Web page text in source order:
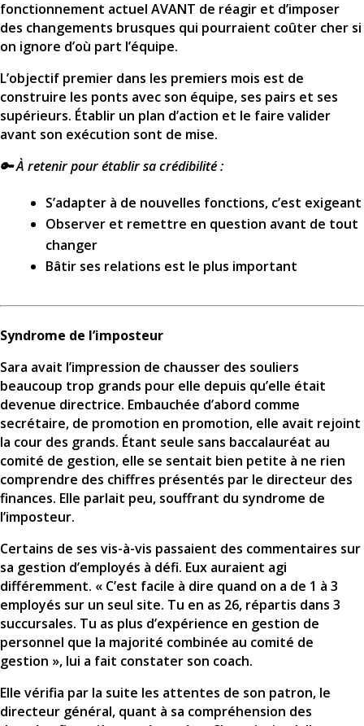
fonctionnement actuel AVANT de réagir et d’imposer
des changements brusques qui pourraient coûter cher si
on ignore d’où part l’équipe.
L’objectif premier dans les premiers mois est de
construire les ponts avec son équipe, ses pairs et ses
supérieurs. Établir un plan d’action et le faire valider
avant son exécution sont de mise.
🔑 À retenir pour établir sa crédibilité :
S’adapter à de nouvelles fonctions, c’est exigeant
Observer et remettre en question avant de tout
changer
Bâtir ses relations est le plus important
Syndrome de l’imposteur
Sara avait l’impression de chausser des souliers
beaucoup trop grands pour elle depuis qu’elle était
devenue directrice. Embauchée d’abord comme
secrétaire, de promotion en promotion, elle avait rejoint
la cour des grands. Étant seule sans baccalauréat au
comité de gestion, elle se sentait bien petite à ne rien
comprendre des chiffres présentés par le directeur des
finances. Elle parlait peu, souffrant du syndrome de
l’imposteur.
Certains de ses vis-à-vis passaient des commentaires sur
sa gestion d’employés à défi. Eux auraient agi
différemment. « C’est facile à dire quand on a de 1 à 3
employés sur un seul site. Tu en as 26, répartis dans 3
succursales. Tu as plus d’expérience en gestion de
personnel que la majorité combinée au comité de
gestion », lui a fait constater son coach.
Elle vérifia par la suite les attentes de son patron, le
directeur général, quant à sa compréhension des